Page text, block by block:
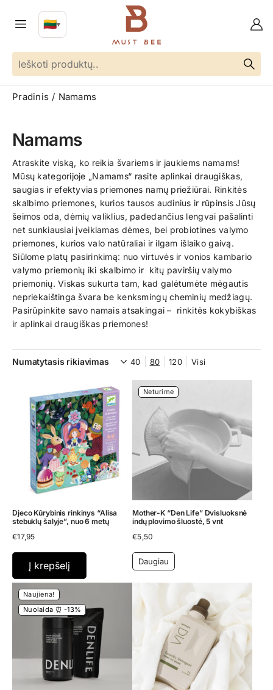
Kalba
🇱🇹
LT ▼
Pradinis Namams
Namams
Atraskite viską, ko reikia švariems ir jaukiems namams!
Mūsų kategorijoje „Namams“ rasite aplinkai draugiškas,
saugias ir efektyvias priemones namų priežiūrai. Rinkitės
skalbimo priemones, kurios tausos audinius ir rūpinsis Jūsų
šeimos oda, dėmių valiklius, padedančius lengvai pašalinti
net sunkiausiai įveikiamas dėmes, bei probiotines valymo
priemones, kurios valo natūraliai ir ilgam išlaiko gaivą.
Siūlome platų pasirinkimą: nuo virtuvės ir vonios kambario
valymo priemonių iki skalbimo ir kitų paviršių valymo
priemonių. Viskas sukurta tam, kad galėtumėte mėgautis
nepriekaištinga švara be kenksmingų cheminių medžiagų.
Pasirūpinkite savo namais atsakingai – rinkitės kokybiškas
ir aplinkai draugiškas priemones!
40 80 120 Visi
Djeco Kūrybinis rinkinys “Alisa
stebuklų šalyje”, nuo 6 metų
€17,95
Į krepšelį
Neturime
Mother-K “Den Life” Dvisluoksnė
indų plovimo šluostė, 5 vnt
€5,50
Daugiau
Naujiena!
Nuolaida ⏰ -13%